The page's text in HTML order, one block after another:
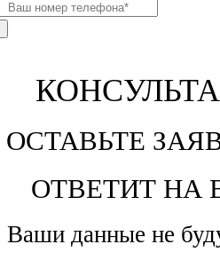
ОСТАВЬТЕ
ОТВЕТИТ НА
Ваши данные не